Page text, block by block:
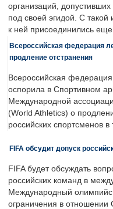
организаций,
под своей эгидой. С такой
к ней присоединились
Всероссийская федерация
продление отстранения
Всероссийская
оспорила в Спортивном
Международной
(World Athletics) о
российских спортсменов в
FIFA обсудит допуск
FIFA будет обсуждать
российских команд в
Международный
ограничения в отношении